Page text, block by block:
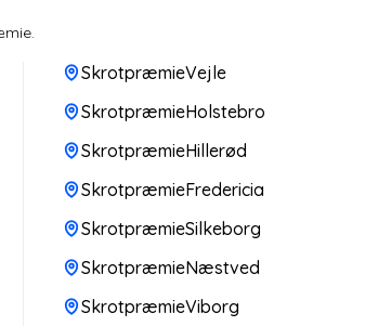
SkrotpræmieVejle
SkrotpræmieHolstebro
SkrotpræmieHillerød
SkrotpræmieFredericia
SkrotpræmieSilkeborg
SkrotpræmieNæstved
SkrotpræmieViborg